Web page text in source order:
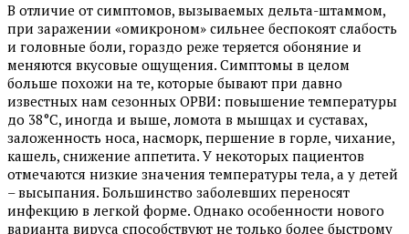
В отличие от симптомов, вызываемых дельта-штаммом,
при заражении «омикроном» сильнее беспокоят слабость
и головные боли, гораздо реже теряется обоняние и
меняются вкусовые ощущения. Симптомы в целом
больше похожи на те, которые бывают при давно
известных нам сезонных ОРВИ: повышение температуры
до 38°С, иногда и выше, ломота в мышцах и суставах,
заложенность носа, насморк, першение в горле, чихание,
кашель, снижение аппетита. У некоторых пациентов
отмечаются низкие значения температуры тела, а у детей
– высыпания. Большинство заболевших переносят
инфекцию в легкой форме. Однако особенности нового
варианта вируса способствуют не только более быстрому